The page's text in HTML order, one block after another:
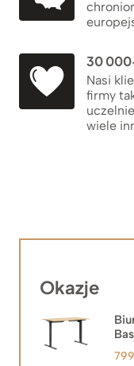
30
Nasi
firmy
wiele
Okazje
799